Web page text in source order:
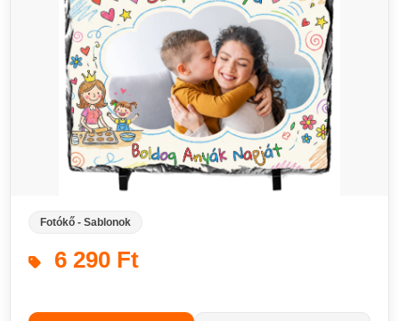
Fotókő - Sablonok
6 290 Ft